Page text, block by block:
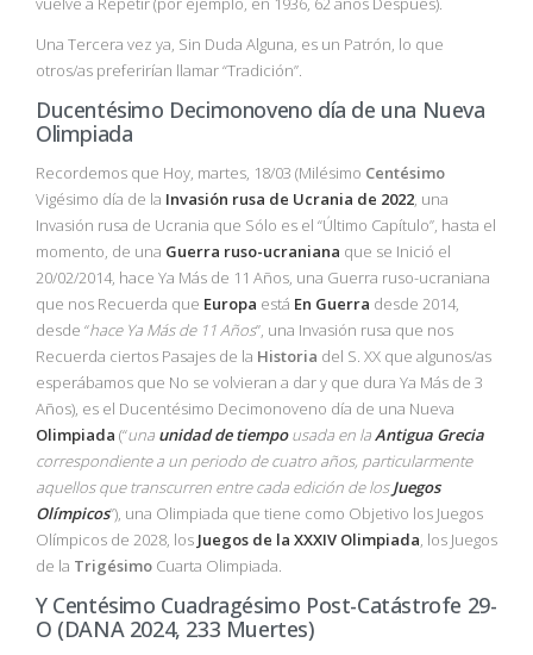
Una Tercera vez ya, Sin Duda Alguna, es un Patrón, lo que
otros/as preferirían llamar “Tradición”.
Ducentésimo Decimonoveno día de una Nueva
Olimpiada
Recordemos que Hoy, martes, 18/03 (Milésimo Centésimo
Vigésimo día de la Invasión rusa de Ucrania de 2022, una
Invasión rusa de Ucrania que Sólo es el “Último Capítulo”, hasta el
momento, de una Guerra ruso-ucraniana que se Inició el
20/02/2014, hace Ya Más de 11 Años, una Guerra ruso-ucraniana
que nos Recuerda que Europa está En Guerra desde 2014,
desde “hace Ya Más de 11 Años”, una Invasión rusa que nos
Recuerda ciertos Pasajes de la Historia del S. XX que algunos/as
esperábamos que No se volvieran a dar y que dura Ya Más de 3
Años), es el Ducentésimo Decimonoveno día de una Nueva
Olimpiada (“una unidad de tiempousada en laAntigua Grecia
correspondiente a un periodo de cuatro años, particularmente
aquellos que transcurren entre cada edición de losJuegos
Olímpicos”), una Olimpiada que tiene como Objetivo los Juegos
Olímpicos de 2028, los Juegos de la XXXIV Olimpiada, los Juegos
de la Trigésimo Cuarta Olimpiada.
Y Centésimo Cuadragésimo Post-Catástrofe 29-
O (DANA 2024, 233 Muertes)